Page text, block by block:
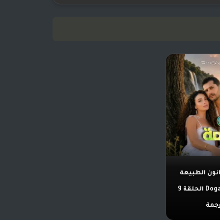
الطبيعة
Doganın Kanunu الحلقة 9